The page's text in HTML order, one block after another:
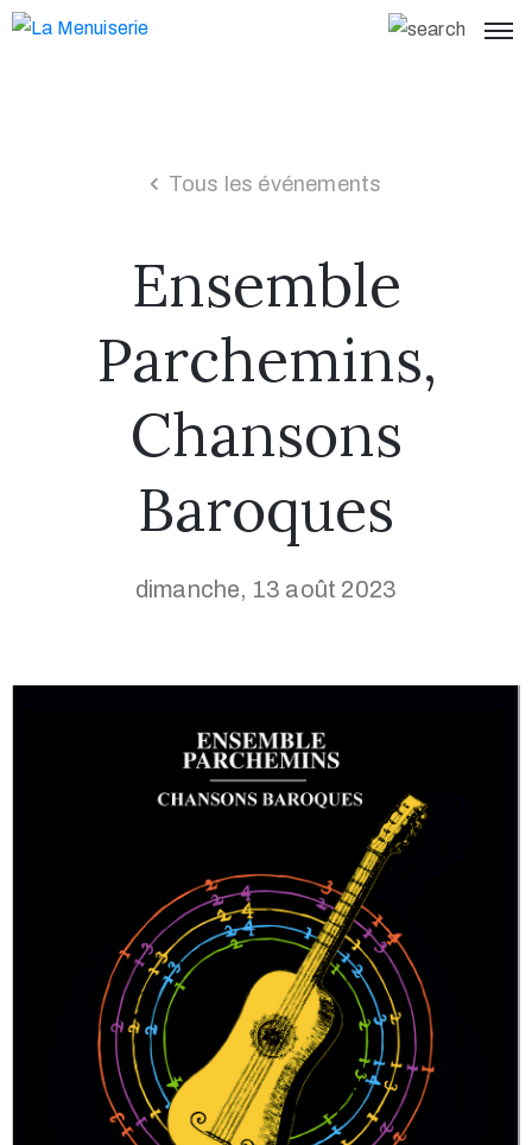
Tous les événements
Ensemble
Parchemins,
Chansons
Baroques
dimanche, 13 août 2023